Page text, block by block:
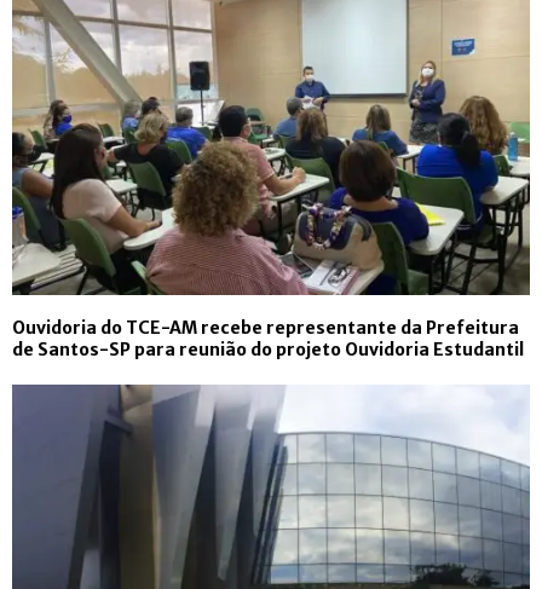
Ouvidoria do TCE-AM recebe representante da Prefeitura
de Santos-SP para reunião do projeto Ouvidoria Estudantil